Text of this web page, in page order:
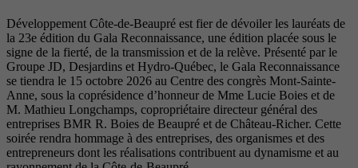
Développement Côte-de-Beaupré est fier de dévoiler les lauréats de
la 23e édition du Gala Reconnaissance, une édition placée sous le
signe de la fierté, de la transmission et de la relève. Présenté par le
Groupe JD, Desjardins et Hydro-Québec, le Gala Reconnaissance
se tiendra le 15 octobre 2026 au Centre des congrès Mont-Sainte-
Anne, sous la coprésidence d’honneur de Mme Lucie Boies et de
M. Mathieu Longchamps, copropriétaire directeur général des
entreprises BMR R. Boies de Beaupré et de Château-Richer. Cette
soirée rendra hommage à des entreprises, des organismes et des
entrepreneurs dont les réalisations contribuent au dynamisme et au